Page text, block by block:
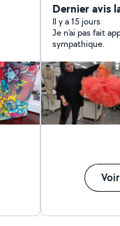
services de
Dernier avis
Il y a 15 jours
Je n'ai pas fait
sympathique.